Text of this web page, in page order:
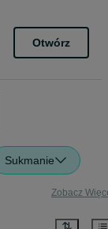
Otwórz
Sukmanie
Zobacz